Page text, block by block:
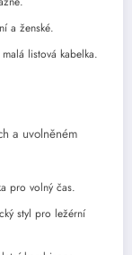
a ženské.
listová kabelka.
a uvolněném
pro volný čas.
styl pro ležérní